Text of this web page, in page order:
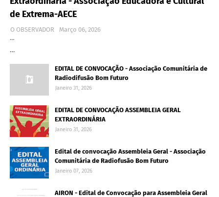
de Extrema-AECE
O OBSERVADOR
Março 06, 2026
…
…
EDITAL DE CONVOCAÇÃO - Associação Comunitária de
Radiodifusão Bom Futuro
Janeiro 31, 2026
EDITAL DE CONVOCAÇÃO ASSEMBLEIA GERAL
EXTRAORDINÁRIA
Janeiro 31, 2026
Edital de convocação Assembleia Geral - Associação
Comunitária de Radiofusão Bom Futuro
Janeiro 07, 2026
AIRON - Edital de Convocação para Assembleia Geral